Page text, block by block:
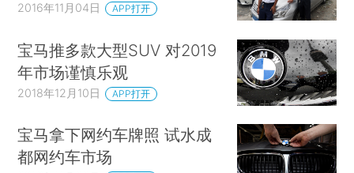
2016年11月04日 APP打开
宝马推多款大型SUV 对2019
年市场谨慎乐观
2018年12月10日 APP打开
宝马拿下网约车牌照 试水成
都网约车市场